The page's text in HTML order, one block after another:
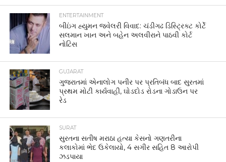
ENTERTAINMENT
બીઇંગ હ્યુમન જ્વેલરી વિવાદ: ચંડીગઢ ડિસ્ટ્રિક્ટ કોર્ટે
સલમાન ખાન અને બહેન અલવીરાને પાઠવી કોર્ટ
નોટિસ
GUJARAT
ગુજરાતમાં એનાલોગ પનીર પર પ્રતિબંધ બાદ સુરતમાં
પ્રથમ મોટી કાર્યવાહી, ઘોડદોડ રોડના ગોડાઉન પર
રેડ
SURAT
સુરતના સતીષ મરાઠા હત્યા કેસનો ગણતરીના
કલાકોમાં ભેદ ઉકેલાયો, 4 સગીર સહિત 8 આરોપી
ઝડપાયા